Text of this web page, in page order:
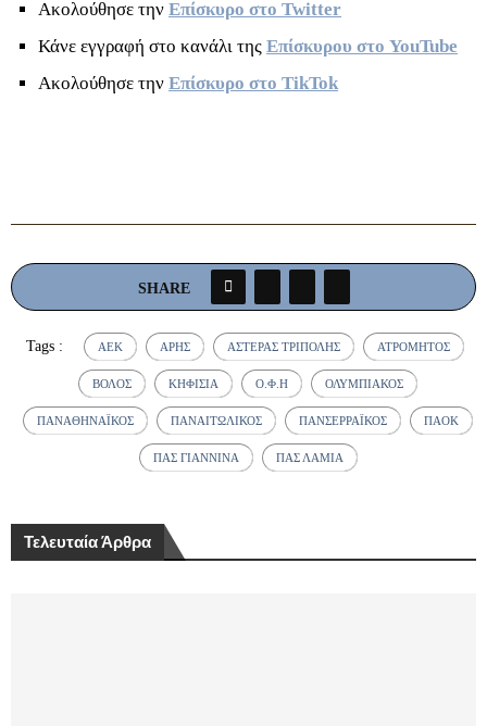
Ακολούθησε την Επίσκυρο στο Twitter
Κάνε εγγραφή στο κανάλι της Επίσκυρου στο YouTube
Ακολούθησε την Επίσκυρο στο TikTok
SHARE
Tags : ΆΕΚ ΆΡΗΣ ΑΣΤΈΡΑΣ ΤΡΊΠΟΛΗΣ ΑΤΡΌΜΗΤΟΣ
ΒΌΛΟΣ ΚΗΦΙΣΙΆ Ο.Φ.Η ΟΛΥΜΠΙΑΚΌΣ
ΠΑΝΑΘΗΝΑΪΚΌΣ ΠΑΝΑΙΤΩΛΙΚΌΣ ΠΑΝΣΕΡΡΑΪΚΌΣ ΠΑΟΚ
ΠΑΣ ΓΙΆΝΝΙΝΑ ΠΑΣ ΛΑΜΊΑ
Τελευταία Άρθρα